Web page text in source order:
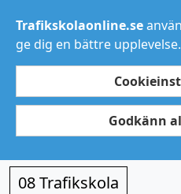
Trafikskolaonline.se
ge dig en bättre upplevelse.
Godkänn
08 Trafikskola